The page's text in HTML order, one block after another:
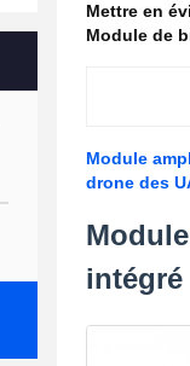
Mettre en
Module de
Module
drone des
intégré